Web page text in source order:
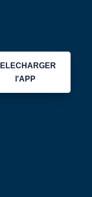
l'APP